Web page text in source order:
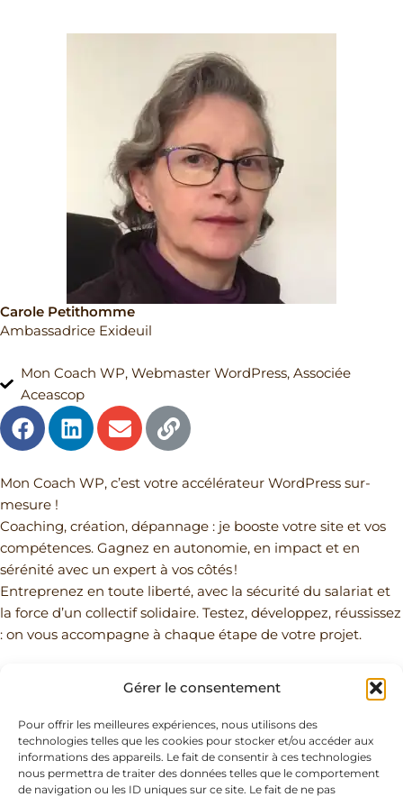
Gérer le consentement
Pour offrir les meilleures expériences, nous utilisons des
technologies telles que les cookies pour stocker et/ou accéder aux
informations des appareils. Le fait de consentir à ces technologies
nous permettra de traiter des données telles que le comportement
de navigation ou les ID uniques sur ce site. Le fait de ne pas
Carole Petithomme
Ambassadrice Exideuil
Mon Coach WP, Webmaster WordPress, Associée
Aceascop
F
a
e
b
o
o
k
L
i
k
d
i
n
E
n
e
o
p
e
L
i
k
Mon Coach WP, c’est votre accélérateur WordPress sur-
mesure !
Coaching, création, dépannage : je booste votre site et vos
compétences. Gagnez en autonomie, en impact et en
sérénité avec un expert à vos côtés !
Entreprenez en toute liberté, avec la sécurité du salariat et
la force d’un collectif solidaire. Testez, développez, réussissez
: on vous accompagne à chaque étape de votre projet.
Retrouvez-
nous sur
Adresse
du siège
c/o Jules &
PAGES
légales
Mentions